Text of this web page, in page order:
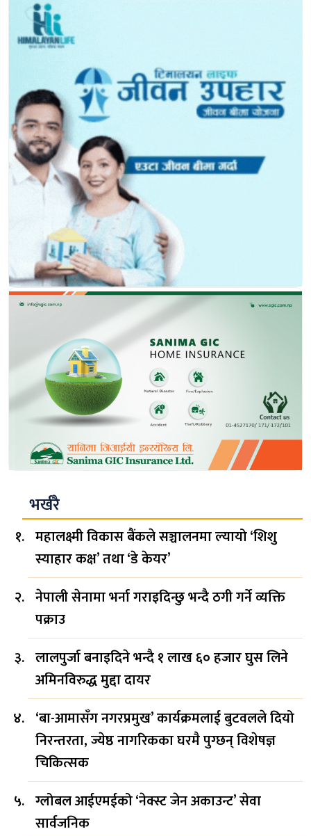
भर्खरै
महालक्ष्मी विकास बैंकले सञ्चालनमा ल्यायो ‘शिशु
स्याहार कक्ष’ तथा ‘डे केयर’
नेपाली सेनामा भर्ना गराइदिन्छु भन्दै ठगी गर्ने व्यक्ति
पक्राउ
लालपुर्जा बनाइदिने भन्दै १ लाख ६० हजार घुस लिने
अमिनविरुद्ध मुद्दा दायर
‘बा-आमासँग नगरप्रमुख’ कार्यक्रमलाई बुटवलले दियो
निरन्तरता, ज्येष्ठ नागरिकका घरमै पुग्छन् विशेषज्ञ
चिकित्सक
ग्लोबल आईएमईको ‘नेक्स्ट जेन अकाउन्ट’ सेवा
सार्वजनिक